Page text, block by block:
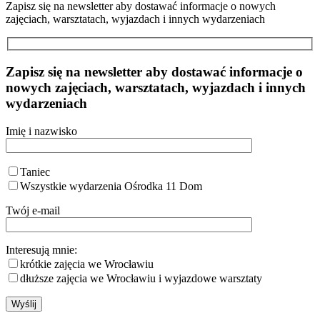
Zapisz się na newsletter aby dostawać informacje o nowych
zajęciach, warsztatach, wyjazdach i innych wydarzeniach
Zapisz się na newsletter aby dostawać informacje o
nowych zajęciach, warsztatach, wyjazdach i innych
wydarzeniach
Imię i nazwisko
Taniec
Wszystkie wydarzenia Ośrodka 11 Dom
Twój e-mail
Interesują mnie:
krótkie zajęcia we Wrocławiu
dłuższe zajęcia we Wrocławiu i wyjazdowe warsztaty